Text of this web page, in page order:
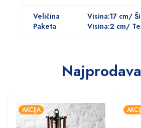
Veličina
Paketa
Visina:17 cm/
Visina:2 cm/
AKCIJA